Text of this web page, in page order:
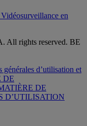
en
All rights reserved. BE
générales d’utilisation et
DE
DE
D’UTILISATION